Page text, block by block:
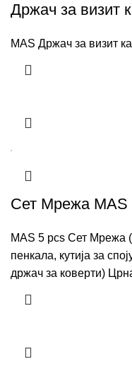
Држач за визит
MAS Држач за визит
Сет Мрежа MAS
MAS 5 pcs Сет Мрежа
пенкала, кутија за
држач за коверти)